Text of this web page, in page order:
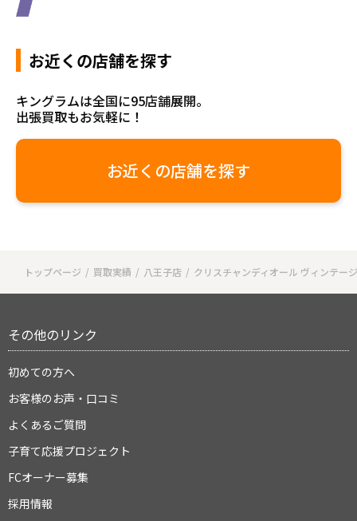
お近くの店舗を探す
キングラムは全国に95店舗展開。
出張買取もお気軽に！
お近くの店舗を探す
トップページ 買取実績 八王子店 クリスチャンディオール ヴィンテー
その他のリンク
初めての方へ
お客様のお声・口コミ
よくあるご質問
子育て応援プロジェクト
FCオーナー募集
採用情報